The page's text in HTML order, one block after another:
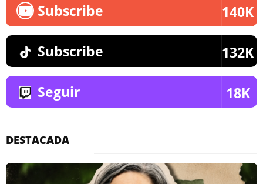
Subscribe 140K
Subscribe 132K
Seguir 18K
DESTACADA